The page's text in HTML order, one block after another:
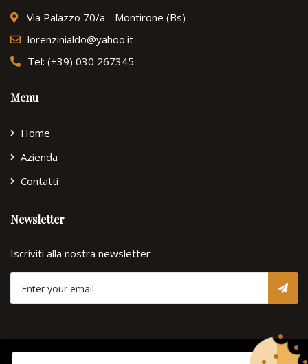
Via Palazzo 70/a - Montirone (Bs)
lorenzinialdo@yahoo.it
Tel: (+39) 030 267345
Menu
Home
Azienda
Contatti
Newsletter
Iscriviti alla nostra newsletter